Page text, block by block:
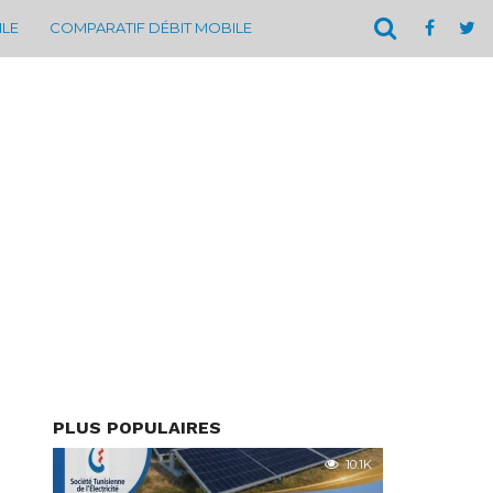
COMPARATIF DÉBIT MOBILE
PLUS POPULAIRES
10.1K